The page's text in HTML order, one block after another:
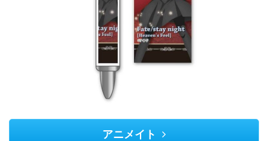
アニメイト